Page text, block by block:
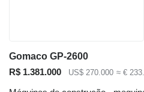
Gomaco GP-2600
R$ 1.381.000
US$ 270.000 ≈ €